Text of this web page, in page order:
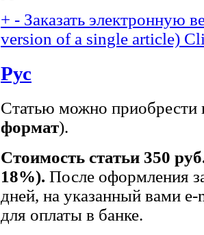
+ - Заказать электронную
version of a single article)
Рус
Статью можно приобрести
формат).
Стоимость статьи 350
18%). После оформления
дней, на указанный вами
для оплаты в банке.